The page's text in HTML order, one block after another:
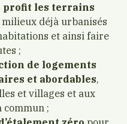
profit les terrains
milieux déjà urbanisés
et ainsi faire
;
de logements
et abordables,
et villages et aux
;